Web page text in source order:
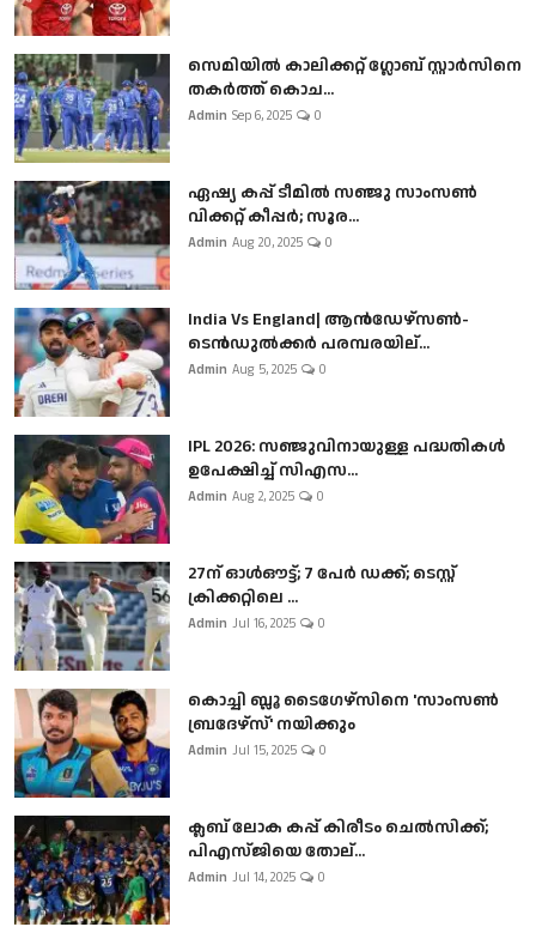
സെമിയിൽ കാലിക്കറ്റ് ഗ്ലോബ് സ്റ്റാർസിനെ
തകർത്ത് കൊച...
Admin Sep 6, 2025 0
ഏഷ്യ കപ്പ് ടീമിൽ സഞ്ജു സാംസൺ
വിക്കറ്റ് കീപ്പർ; സൂര...
Admin Aug 20, 2025 0
India Vs England| ആൻഡേഴ്സൺ-
ടെൻഡുല്‍ക്കർ പരമ്പരയില്...
Admin Aug 5, 2025 0
IPL 2026: സഞ്ജുവിനായുള്ള പദ്ധതികൾ
ഉപേക്ഷിച്ച് സിഎസ...
Admin Aug 2, 2025 0
27ന് ഓൾഔട്ട്; 7 പേർ ഡക്ക്; ടെസ്റ്റ്
ക്രിക്കറ്റിലെ ...
Admin Jul 16, 2025 0
കൊച്ചി ബ്ലൂ ടൈഗേഴ്സിനെ 'സാംസൺ
ബ്രദേഴ്സ്' നയിക്കും
Admin Jul 15, 2025 0
ക്ലബ് ലോക കപ്പ് കിരീടം ചെല്‍സിക്ക്;
പിഎസ്ജിയെ തോല്...
Admin Jul 14, 2025 0